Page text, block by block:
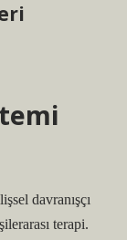
davranışçı
terapi.